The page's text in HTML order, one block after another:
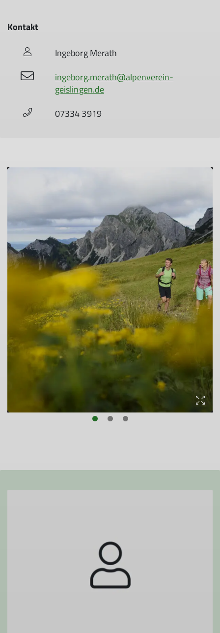
Kontakt
Ingeborg Merath
ingeborg.merath@alpenverein-
geislingen.de
07334 3919
© DAV/Wolfgang Ehn